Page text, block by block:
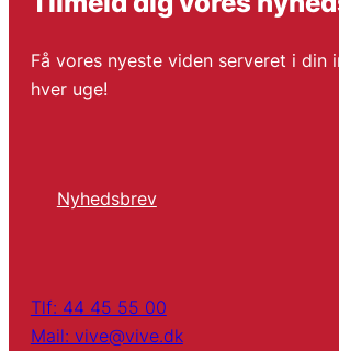
Få vores nyeste viden serveret i din
hver uge!
Nyhedsbrev
Tlf: 44 45 55 00
Mail: vive@vive.dk